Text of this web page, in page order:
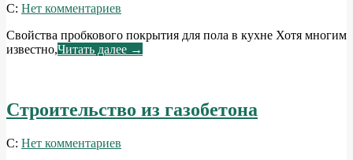
2014-
31
С: Нет комментариев
Свойства пробкового покрытия для пола в кухне Хотя многим
известно,Читать далее →
Строительство из газобетона
2014-
С: Нет комментариев